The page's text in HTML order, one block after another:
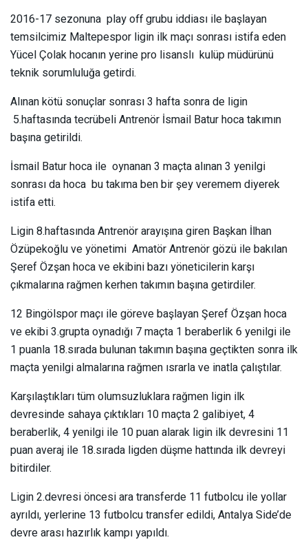
2016-17 sezonuna play off grubu iddiası ile başlayan
temsilcimiz Maltepespor ligin ilk maçı sonrası istifa eden
Yücel Çolak hocanın yerine pro lisanslı kulüp müdürünü
teknik sorumluluğa getirdi.
Alınan kötü sonuçlar sonrası 3 hafta sonra de ligin
5.haftasında tecrübeli Antrenör İsmail Batur hoca takımın
başına getirildi.
İsmail Batur hoca ile oynanan 3 maçta alınan 3 yenilgi
sonrası da hoca bu takıma ben bir şey veremem diyerek
istifa etti.
Ligin 8.haftasında Antrenör arayışına giren Başkan İlhan
Özüpekoğlu ve yönetimi Amatör Antrenör gözü ile bakılan
Şeref Özşan hoca ve ekibini bazı yöneticilerin karşı
çıkmalarına rağmen kerhen takımın başına getirdiler.
12 Bingölspor maçı ile göreve başlayan Şeref Özşan hoca
ve ekibi 3.grupta oynadığı 7 maçta 1 beraberlik 6 yenilgi ile
1 puanla 18.sırada bulunan takımın başına geçtikten sonra ilk
maçta yenilgi almalarına rağmen ısrarla ve inatla çalıştılar.
Karşılaştıkları tüm olumsuzluklara rağmen ligin ilk
devresinde sahaya çıktıkları 10 maçta 2 galibiyet, 4
beraberlik, 4 yenilgi ile 10 puan alarak ligin ilk devresini 11
puan averaj ile 18.sırada ligden düşme hattında ilk devreyi
bitirdiler.
Ligin 2.devresi öncesi ara transferde 11 futbolcu ile yollar
ayrıldı, yerlerine 13 futbolcu transfer edildi, Antalya Side’de
devre arası hazırlık kampı yapıldı.